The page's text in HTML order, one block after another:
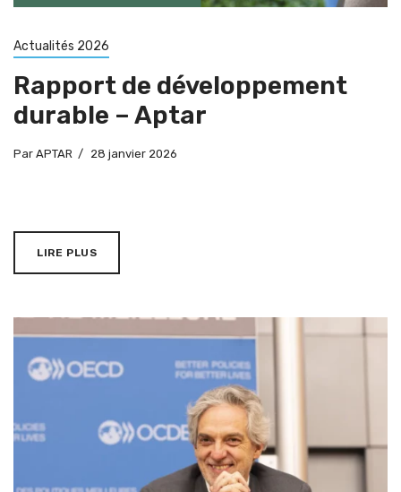
Actualités 2026
Rapport de développement
durable – Aptar
Par APTAR 28 janvier 2026
LIRE PLUS